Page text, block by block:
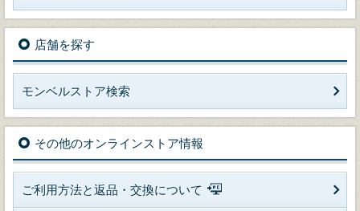
店舗を探す
モンベルストア検索
その他のオンラインストア情報
ご利用方法と返品・交換について